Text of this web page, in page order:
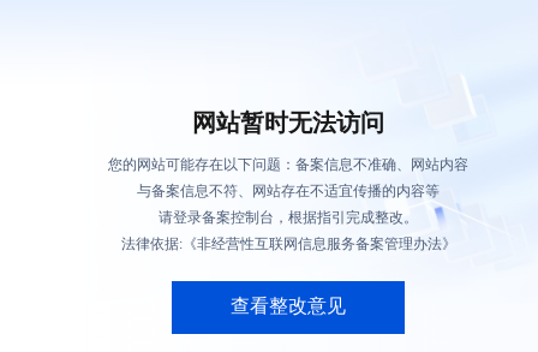
网站暂时无法访问
您的网站可能存在以下问题：备案信息不准确、网站内容
与备案信息不符、网站存在不适宜传播的内容等
请登录备案控制台，根据指引完成整改。
法律依据:《非经营性互联网信息服务备案管理办法》
查看整改意见